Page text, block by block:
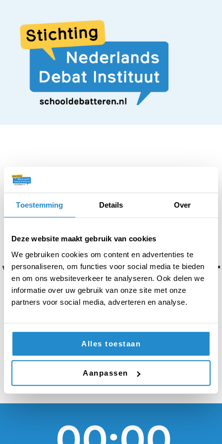
Toestemming Details Over
Deze website maakt gebruik van cookies
We gebruiken cookies om content en advertenties te
personaliseren, om functies voor social media te bieden
en om ons websiteverkeer te analyseren. Ook delen we
informatie over uw gebruik van onze site met onze
partners voor social media, adverteren en analyse.
Alles toestaan
Aanpassen
Het moet verboden
worden voor
Nederlanders om op
vakantie te gaan naar
landen met
onderdrukkende
regimes